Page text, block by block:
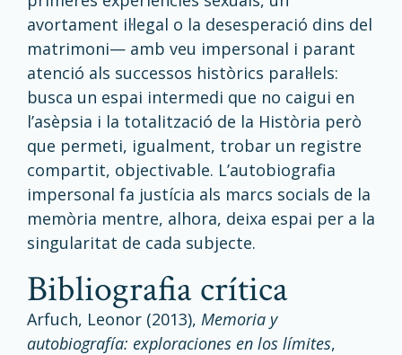
avortament il·legal o la desesperació dins del
matrimoni— amb veu impersonal i parant
atenció als successos històrics paral·lels:
busca un espai intermedi que no caigui en
l’asèpsia i la totalització de la Història però
que permeti, igualment, trobar un registre
compartit, objectivable. L’autobiografia
impersonal fa justícia als marcs socials de la
memòria mentre, alhora, deixa espai per a la
singularitat de cada subjecte.
Bibliografia crítica
Arfuch, Leonor (2013), Memoria y
autobiografía: exploraciones en los límites,